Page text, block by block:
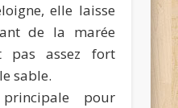
elle laisse
de la marée
pas assez fort
sable.
pour